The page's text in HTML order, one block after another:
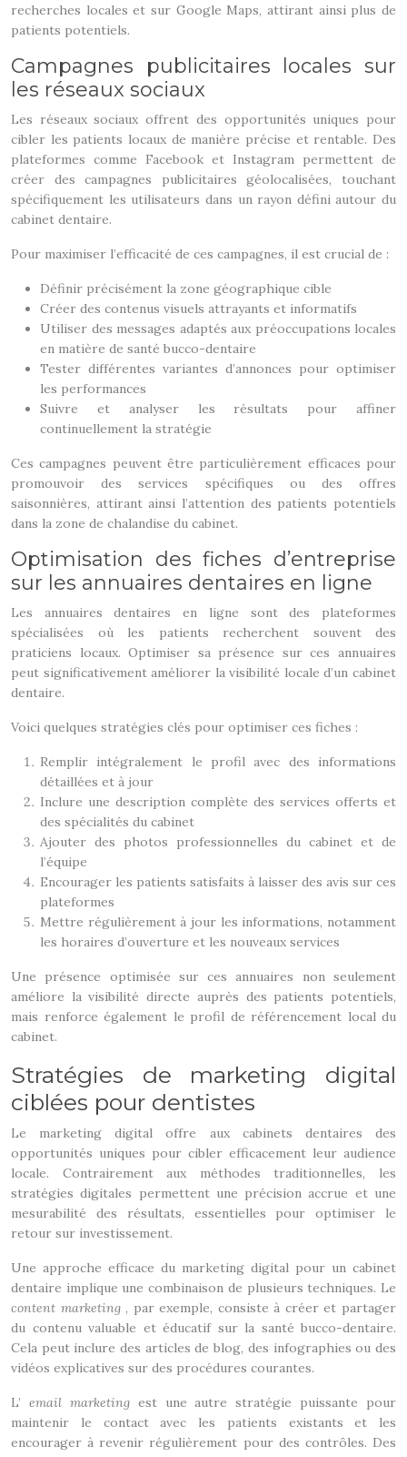
recherches locales et sur Google Maps, attirant ainsi plus de
patients potentiels.
Campagnes publicitaires locales sur
les réseaux sociaux
Les réseaux sociaux offrent des opportunités uniques pour
cibler les patients locaux de manière précise et rentable. Des
plateformes comme Facebook et Instagram permettent de
créer des campagnes publicitaires géolocalisées, touchant
spécifiquement les utilisateurs dans un rayon défini autour du
cabinet dentaire.
Pour maximiser l’efficacité de ces campagnes, il est crucial de :
Définir précisément la zone géographique cible
Créer des contenus visuels attrayants et informatifs
Utiliser des messages adaptés aux préoccupations locales
en matière de santé bucco-dentaire
Tester différentes variantes d’annonces pour optimiser
les performances
Suivre et analyser les résultats pour affiner
continuellement la stratégie
Ces campagnes peuvent être particulièrement efficaces pour
promouvoir des services spécifiques ou des offres
saisonnières, attirant ainsi l’attention des patients potentiels
dans la zone de chalandise du cabinet.
Optimisation des fiches d’entreprise
sur les annuaires dentaires en ligne
Les annuaires dentaires en ligne sont des plateformes
spécialisées où les patients recherchent souvent des
praticiens locaux. Optimiser sa présence sur ces annuaires
peut significativement améliorer la visibilité locale d’un cabinet
dentaire.
Voici quelques stratégies clés pour optimiser ces fiches :
Remplir intégralement le profil avec des informations
détaillées et à jour
Inclure une description complète des services offerts et
des spécialités du cabinet
Ajouter des photos professionnelles du cabinet et de
l’équipe
Encourager les patients satisfaits à laisser des avis sur ces
plateformes
Mettre régulièrement à jour les informations, notamment
les horaires d’ouverture et les nouveaux services
Une présence optimisée sur ces annuaires non seulement
améliore la visibilité directe auprès des patients potentiels,
mais renforce également le profil de référencement local du
cabinet.
Stratégies de marketing digital
ciblées pour dentistes
Le marketing digital offre aux cabinets dentaires des
opportunités uniques pour cibler efficacement leur audience
locale. Contrairement aux méthodes traditionnelles, les
stratégies digitales permettent une précision accrue et une
mesurabilité des résultats, essentielles pour optimiser le
retour sur investissement.
Une approche efficace du marketing digital pour un cabinet
dentaire implique une combinaison de plusieurs techniques. Le
content marketing, par exemple, consiste à créer et partager
du contenu valuable et éducatif sur la santé bucco-dentaire.
Cela peut inclure des articles de blog, des infographies ou des
vidéos explicatives sur des procédures courantes.
L’ email marketing est une autre stratégie puissante pour
maintenir le contact avec les patients existants et les
encourager à revenir régulièrement pour des contrôles. Des